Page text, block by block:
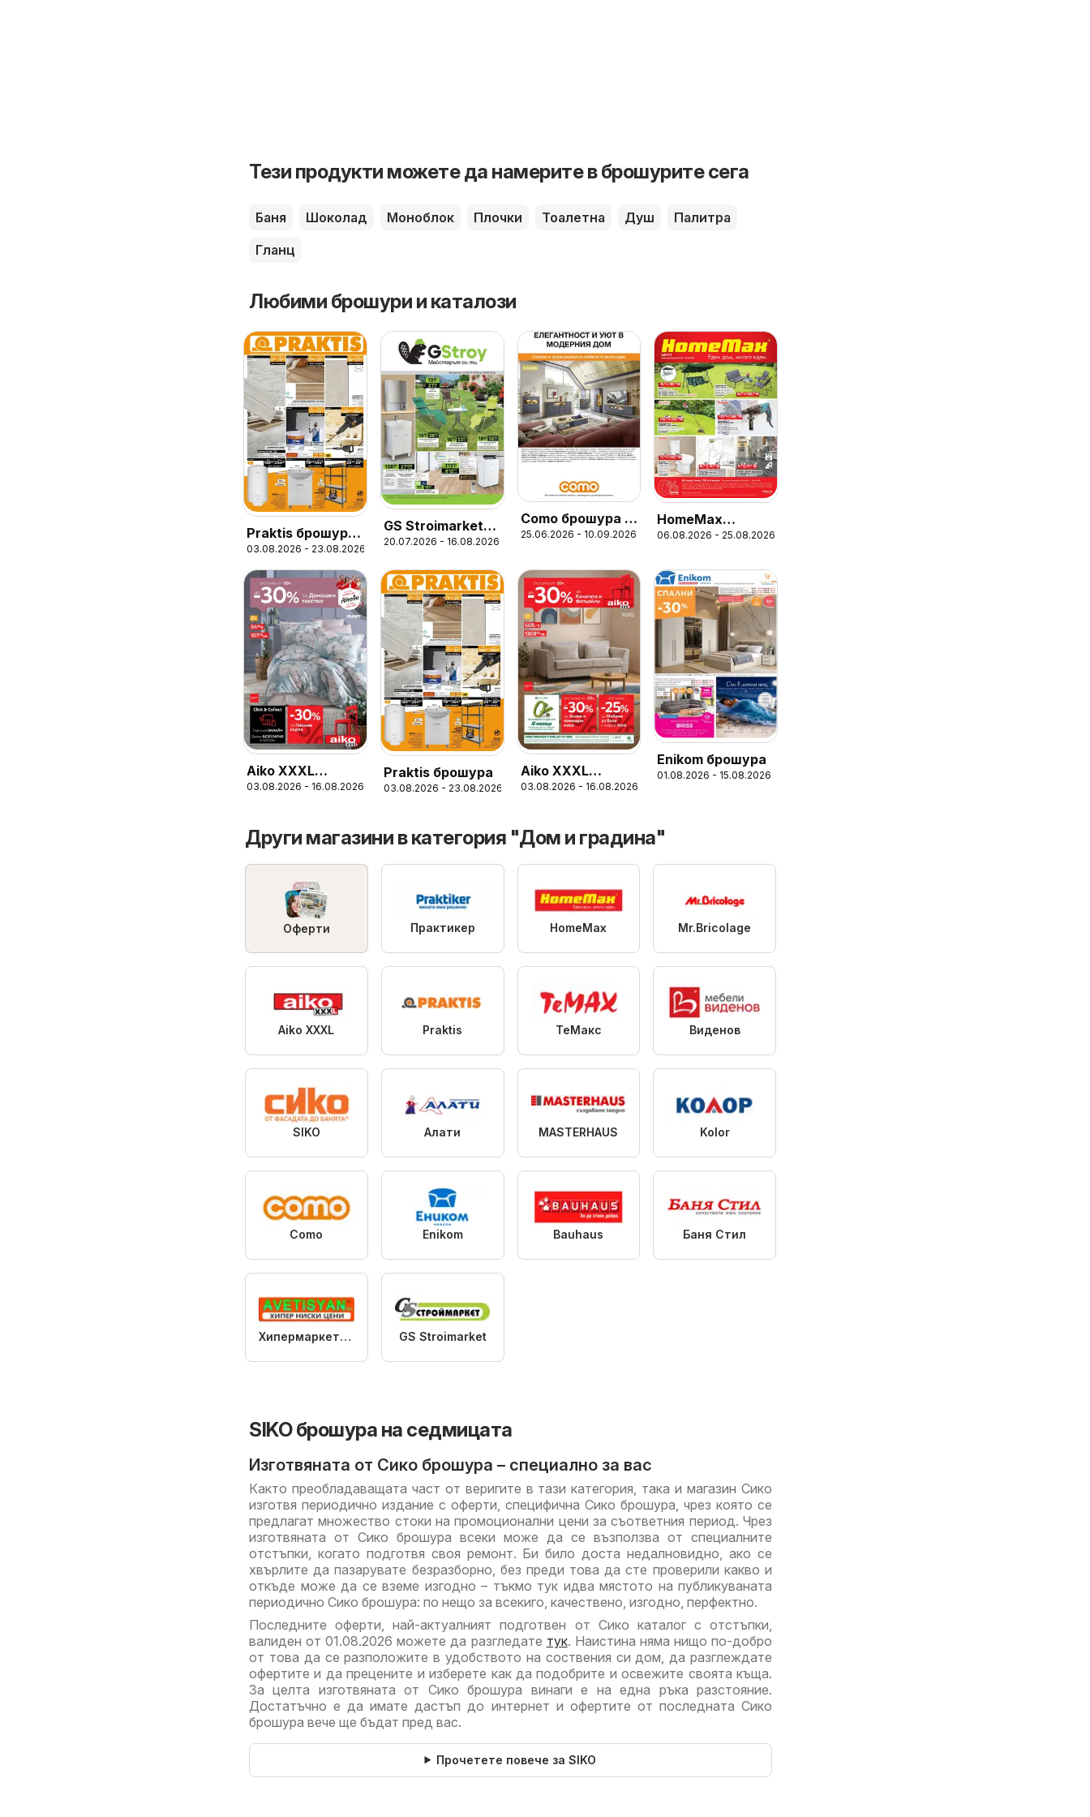
Тези продукти можете да намерите в брошурите сега
Баня Шоколад Моноблок Плочки Тоалетна Душ
Палитра
Гланц
Любими брошури и каталози
Praktis брошура
- Неустоими
предложения
03.08.2026 - 23.08.2026
GS Stroimarket
брошура - Летни
20.07.2026 - 16.08.2026
Como брошура -
Елегантност и
дом
25.06.2026 - 10.09.2026
HomeMax
брошура
06.08.2026 - 25.08.2026
Aiko XXXL
брошура
03.08.2026 - 16.08.2026
Praktis брошура
03.08.2026 - 23.08.2026
Aiko XXXL
брошура - До
Канапета и
Фотьойли
03.08.2026 - 16.08.2026
Enikom брошура
01.08.2026 - 15.08.2026
Други магазини в категория "Дом и градина"
Оферти Практикер HomeMax Mr.Bricolage
Aiko XXXL Praktis ТеMакс Виденов
SIKO Алати MASTERHAUS Kolor
Como Enikom Bauhaus Баня Стил
Хипермаркет AVETISYAN GS Stroimarket
SIKO брошура на седмицата
Изготвяната от Сико брошура – специално за вас
Както преобладаващата част от веригите в тази категория, така и магазин Сико
изготвя периодично издание с оферти, специфична Сико брошура, чрез която се
предлагат множество стоки на промоционални цени за съответния период. Чрез
изготвяната от Сико брошура всеки може да се възползва от специалните
отстъпки, когато подготвя своя ремонт. Би било доста недалновидно, ако се
хвърлите да пазарувате безразборно, без преди това да сте проверили какво и
откъде може да се вземе изгодно – тъкмо тук идва мястото на публикуваната
периодично Сико брошура: по нещо за всекиго, качествено, изгодно, перфектно.
Последните оферти, най-актуалният подготвен от Сико каталог с отстъпки,
валиден от 01.08.2026 можете да разгледате тук. Наистина няма нищо по-добро
от това да се разположите в удобството на соствения си дом, да разглеждате
офертите и да прецените и изберете как да подобрите и освежите своята къща.
За целта изготвяната от Сико брошура винаги е на една ръка разстояние.
Достатъчно е да имате дастъп до интернет и офертите от последната Сико
брошура вече ще бъдат пред вас.
Прочетете повече за SIKO